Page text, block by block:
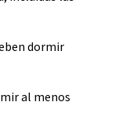
dormir
al menos